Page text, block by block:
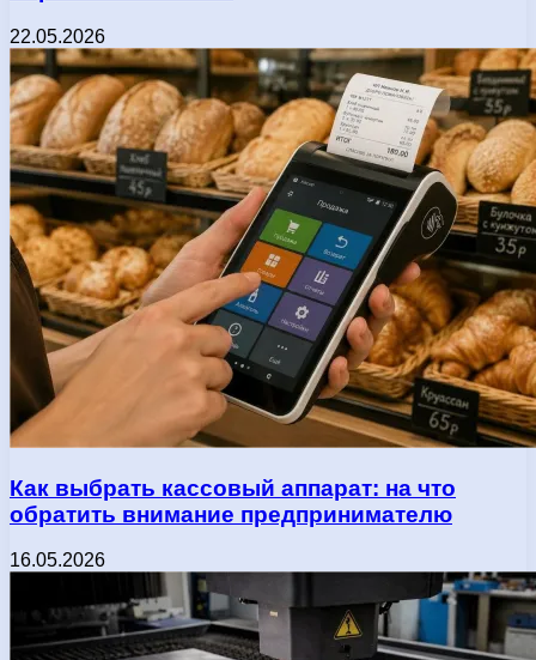
22.05.2026
Как выбрать кассовый аппарат: на что
обратить внимание предпринимателю
16.05.2026